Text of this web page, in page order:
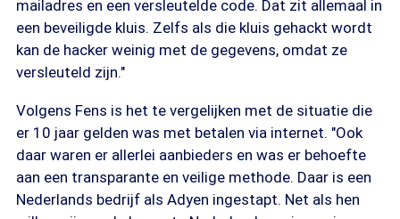
mailadres en een versleutelde code. Dat zit allemaal in
een beveiligde kluis. Zelfs als die kluis gehackt wordt
kan de hacker weinig met de gegevens, omdat ze
versleuteld zijn."
Volgens Fens is het te vergelijken met de situatie die
er 10 jaar gelden was met betalen via internet. "Ook
daar waren er allerlei aanbieders en was er behoefte
aan een transparante en veilige methode. Daar is een
Nederlands bedrijf als Adyen ingestapt. Net als hen